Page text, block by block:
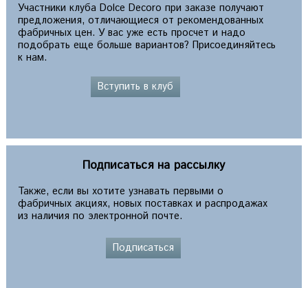
Участники клуба Dolce Decoro при заказе получают
предложения, отличающиеся от рекомендованных
фабричных цен. У вас уже есть просчет и надо
подобрать еще больше вариантов? Присоединяйтесь
к нам.
Вступить в клуб
Подписаться на рассылку
Также, если вы хотите узнавать первыми о
фабричных акциях, новых поставках и распродажах
из наличия по электронной почте.
Подписаться